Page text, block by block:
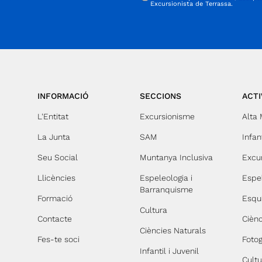
Excursionista de Terrassa.
INFORMACIÓ
L'Entitat
La Junta
Seu Social
Llicències
Formació
Contacte
Fes-te soci
SECCIONS
Excursionisme
SAM
Muntanya Inclusiva
Espeleologia i
Barranquisme
Cultura
Ciències Naturals
Infantil i Juvenil
Alta